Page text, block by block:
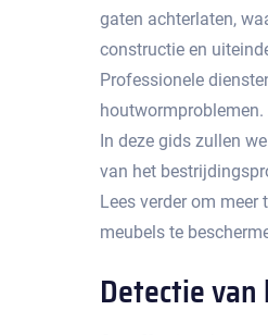
gaten achterlaten,
constructie en
Professionele
In deze gids zullen
van het
Lees verder om
meubels te
Detectie